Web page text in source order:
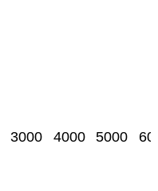
3000 4000 5000